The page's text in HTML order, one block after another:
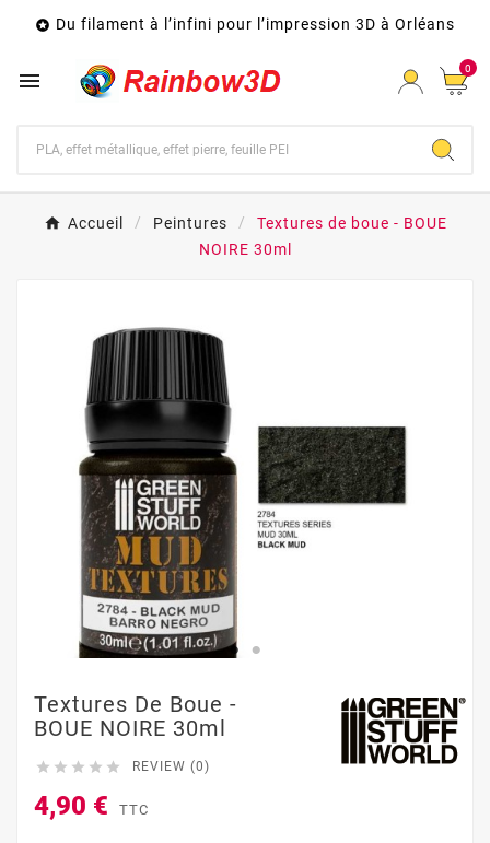
 Du filament à l’infini pour l’impression 3D à Orléans
 0
Accueil Peintures
Textures de boue - BOUE
NOIRE 30ml
Textures De Boue -
BOUE NOIRE 30ml
     REVIEW (0)
4,90 € TTC